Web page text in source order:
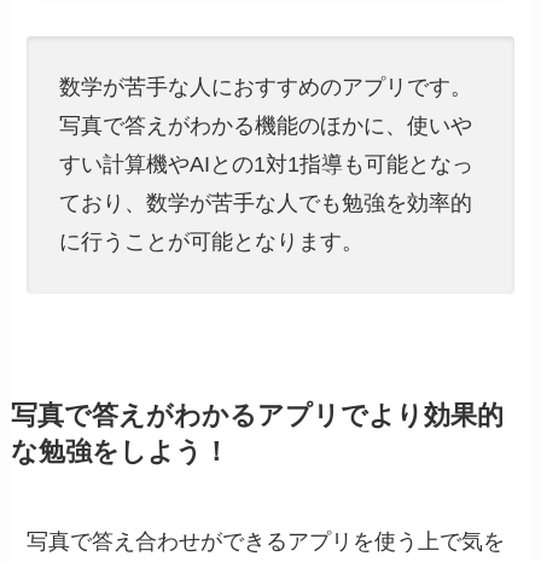
数学が苦手な人におすすめのアプリです。
写真で答えがわかる機能のほかに、使いや
すい計算機やAIとの1対1指導も可能となっ
ており、数学が苦手な人でも勉強を効率的
に行うことが可能となります。
写真で答えがわかるアプリでより効果的
な勉強をしよう！
写真で答え合わせができるアプリを使う上で気を